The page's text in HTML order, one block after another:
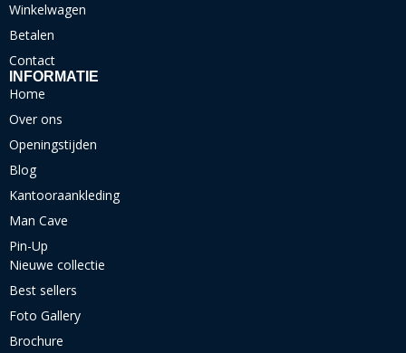
Winkelwagen
Betalen
Contact
INFORMATIE
Home
Over ons
Openingstijden
Blog
Kantooraankleding
Man Cave
Pin-Up
Nieuwe collectie
Best sellers
Foto Gallery
Brochure